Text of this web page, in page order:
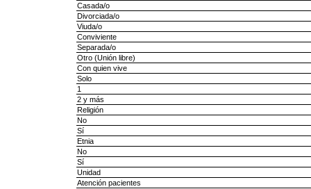
Casada/o
Divorciada/o
Viuda/o
Conviviente
Separada/o
Otro (Unión libre)
Con quien vive
Solo
1
2 y más
Religión
No
Sí
Etnia
No
Sí
Unidad
Atención pacientes